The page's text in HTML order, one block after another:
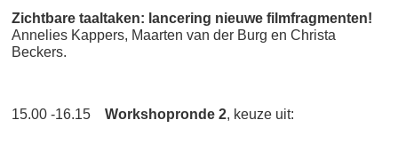
Zichtbare taaltaken: lancering nieuwe filmfragmenten!
Annelies Kappers, Maarten van der Burg en Christa
Beckers.
15.00 -16.15Workshopronde 2, keuze uit: